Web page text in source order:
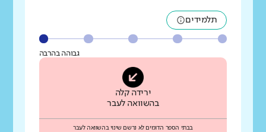
תלמידים
גבוהה בהרבה
ירידה קלה
בהשוואה לעבר
בבתי הספר הדומים לא נרשם שינוי בהשוואה לעבר